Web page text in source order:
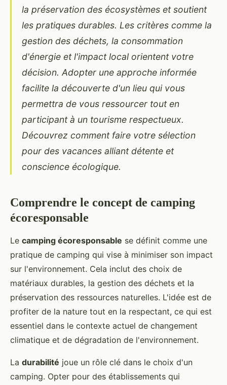
la préservation des écosystèmes et soutient
les pratiques durables. Les critères comme la
gestion des déchets, la consommation
d'énergie et l'impact local orientent votre
décision. Adopter une approche informée
facilite la découverte d'un lieu qui vous
permettra de vous ressourcer tout en
participant à un tourisme respectueux.
Découvrez comment faire votre sélection
pour des vacances alliant détente et
conscience écologique.
Comprendre le concept de camping
écoresponsable
Le camping écoresponsable se définit comme une
pratique de camping qui vise à minimiser son impact
sur l'environnement. Cela inclut des choix de
matériaux durables, la gestion des déchets et la
préservation des ressources naturelles. L'idée est de
profiter de la nature tout en la respectant, ce qui est
essentiel dans le contexte actuel de changement
climatique et de dégradation de l'environnement.
La durabilité joue un rôle clé dans le choix d'un
camping. Opter pour des établissements qui